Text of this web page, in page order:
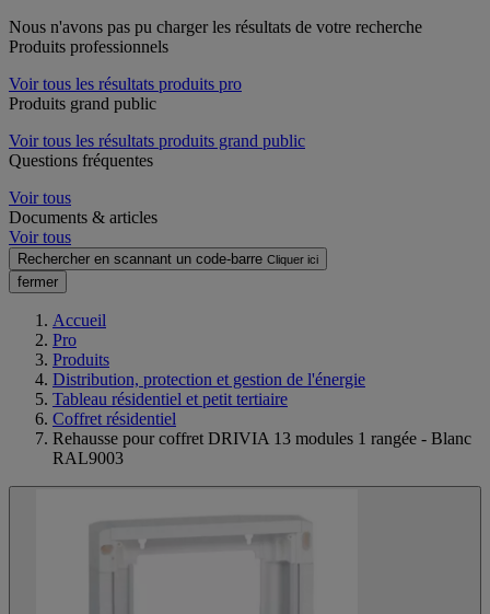
Nous n'avons pas pu charger les résultats de votre recherche
Produits professionnels
Voir tous les résultats produits pro
Produits grand public
Voir tous les résultats produits grand public
Questions fréquentes
Voir tous
Documents & articles
Voir tous
Rechercher en scannant un code-barre Cliquer ici
fermer
Accueil
Pro
Produits
Distribution, protection et gestion de l'énergie
Tableau résidentiel et petit tertiaire
Coffret résidentiel
Rehausse pour coffret DRIVIA 13 modules 1 rangée - Blanc
RAL9003